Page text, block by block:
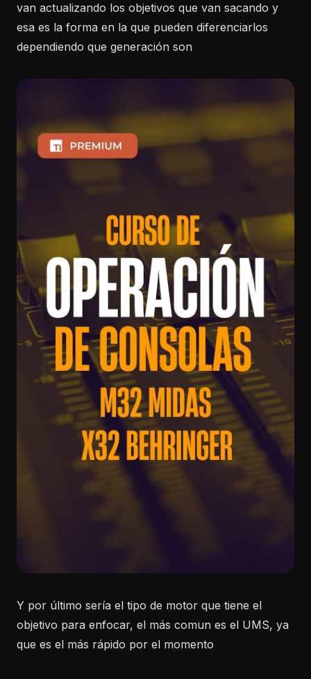
van actualizando los objetivos que van sacando y
esa es la forma en la que pueden diferenciarlos
dependiendo que generación son
Y por último sería el tipo de motor que tiene el
objetivo para enfocar, el más comun es el UMS, ya
que es el más rápido por el momento